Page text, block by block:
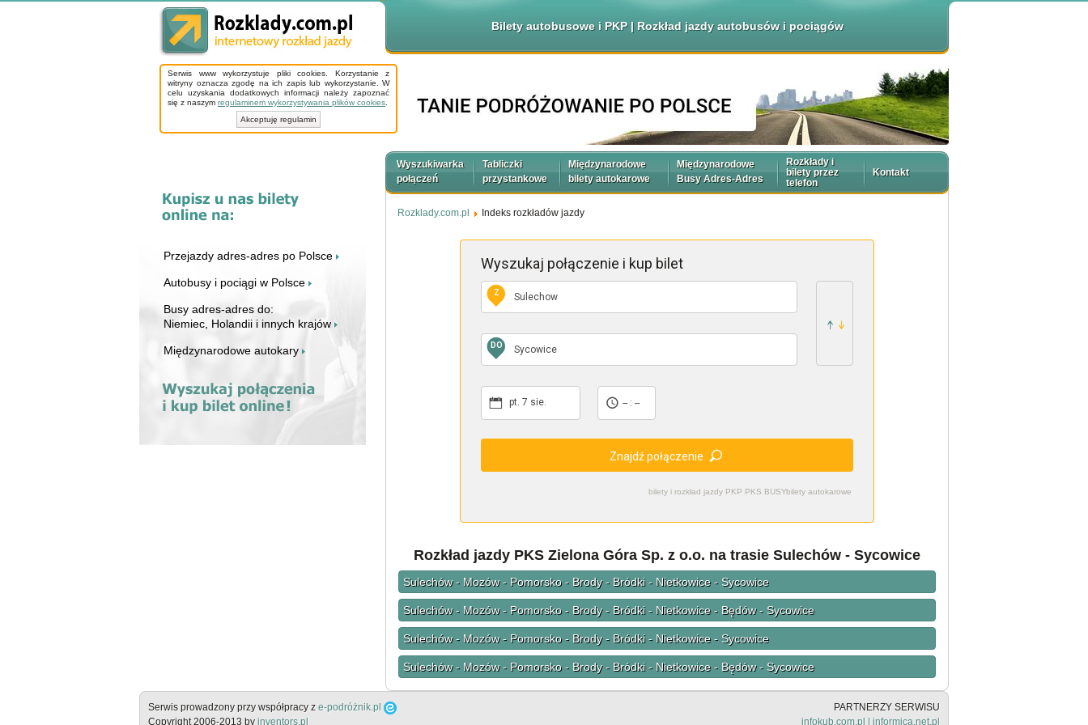
Bilety autobusowe i PKP | Rozkład jazdy autobusów i pociągów
Serwis www wykorzystuje pliki cookies. Korzystanie z
witryny oznacza zgodę na ich zapis lub wykorzystanie. W
celu uzyskania dodatkowych informacji należy zapoznać
się z naszym regulaminem wykorzystywania plików cookies
Akceptuję regulamin
Przejazdy adres-adres po Polsce
Autobusy i pociągi w Polsce
Busy adres-adres do:
Niemiec, Holandii i innych krajów
Międzynarodowe autokary
Wyszukiwarka
połączeń
Tabliczki
przystankowe
Międzynarodowe
bilety autokarowe
Międzynarodowe
Busy Adres-Adres
Rozkłady i
bilety przez
telefon
Kontakt
Rozklady.com.pl Indeks rozkładów jazdy
bilety i rozkład jazdy PKP PKS BUSYbilety autokarowe
Wyszukaj połączenie i kup bilet
Z
DO
pt. 7 sie. -- : --
Znajdź połączenie
Rozkład jazdy PKS Zielona Góra Sp. z o.o. na trasie Sulechów - Sycowice
Sulechów - Mozów - Pomorsko - Brody - Bródki - Nietkowice - Sycowice
Sulechów - Mozów - Pomorsko - Brody - Bródki - Nietkowice - Będów - Sycowice
Sulechów - Mozów - Pomorsko - Brody - Bródki - Nietkowice - Sycowice
Sulechów - Mozów - Pomorsko - Brody - Bródki - Nietkowice - Będów - Sycowice
Serwis prowadzony przy współpracy z e-podróżnik.pl
Copyright 2006-2013 by inventors.pl
PARTNERZY SERWISU
infokub.com.pl
informica.net.pl